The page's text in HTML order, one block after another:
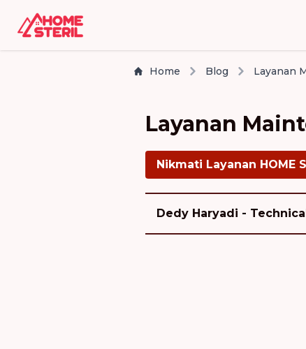
Home Blog
Layanan
Nikmati Layanan HOME
Dedy Haryadi -